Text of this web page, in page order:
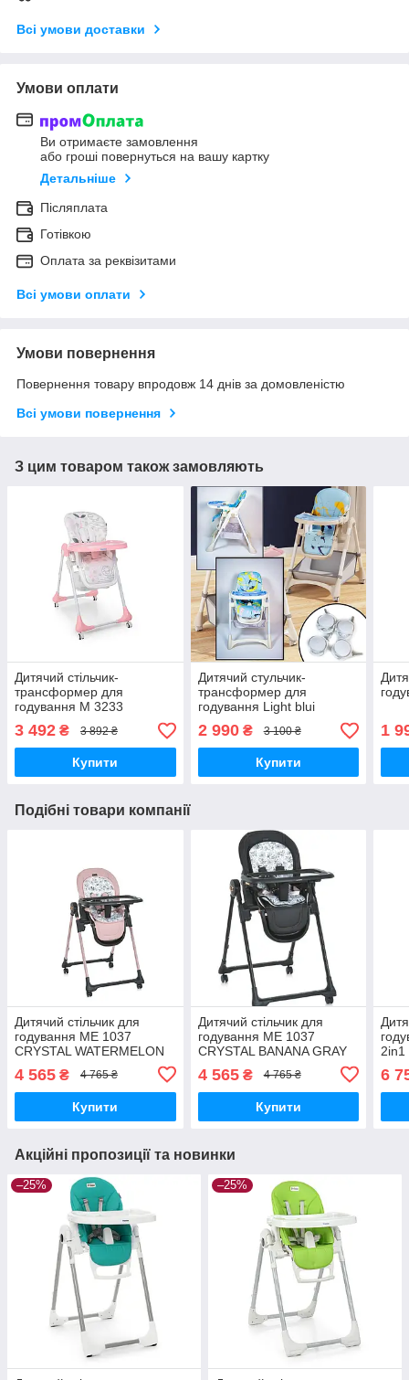
Всі умови доставки
Умови оплати
Ви отримаєте замовлення
або гроші повернуться на вашу картку
Детальніше
Післяплата
Готівкою
Оплата за реквізитами
Всі умови оплати
Умови повернення
Повернення товару впродовж 14 днів за домовленістю
Всі умови повернення
З цим товаром також замовляють
Дитячий стільчик-
трансформер для
годування M 3233
UNICORN PINK
3 492 ₴ 3 892 ₴
Купити
Дитячий cтульчик-
трансформер для
годування Light blui
2 990₴ 3 100 ₴
Купити
1
Подібні товари компанії
Дитячий стільчик для
годування ME 1037
CRYSTAL WATERMELON
4 565 ₴ 4 765 ₴
Купити
Дитячий стільчик для
годування ME 1037
CRYSTAL BANANA GRAY
4 565₴ 4 765 ₴
Купити
2in1
6
Акційні пропозиції та новинки
–25% –25%